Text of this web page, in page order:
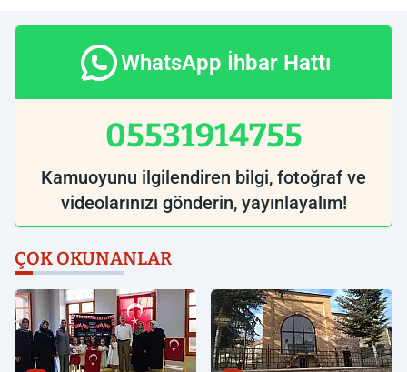
WhatsApp İhbar Hattı
05531914755
Kamuoyunu ilgilendiren bilgi, fotoğraf ve
videolarınızı gönderin, yayınlayalım!
ÇOK OKUNANLAR